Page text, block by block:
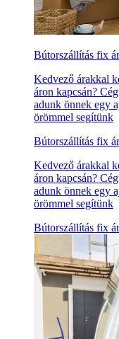
Bútorszállítás fix
Kedvező árakkal
áron kapcsán?
adunk önnek egy
örömmel segítünk
Bútorszállítás fix
Kedvező árakkal
áron kapcsán?
adunk önnek egy
örömmel segítünk
Bútorszállítás fix